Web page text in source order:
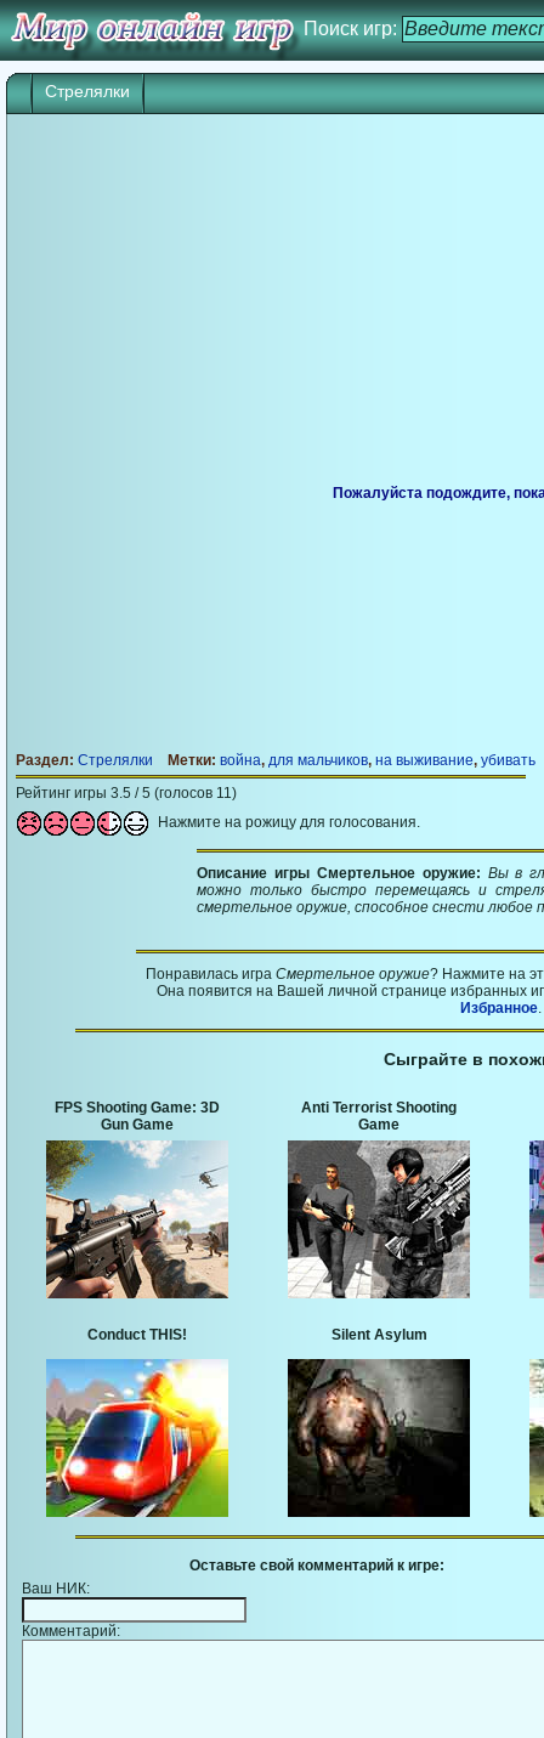
Поиск игр:
Стрелялки
Пожалуйста подождите,
Раздел: Стрелялки Метки: война, для мальчиков, на выживание, убивать
Рейтинг игры 3.5 / 5 (голосов 11)
Нажмите на рожицу для голосования.
Описание игры Смертельное оружие: Вы в
можно только быстро перемещаясь и
смертельное оружие, способное снести любое
Понравилась игра Смертельное оружие? Нажмите на
Она появится на Вашей личной странице избранных
Избранное.
Сыграйте в
FPS Shooting Game: 3D
Gun Game
Anti Terrorist Shooting
Game
Conduct THIS! Silent Asylum
Оставьте свой комментарий к игре:
Ваш НИК:
Комментарий: